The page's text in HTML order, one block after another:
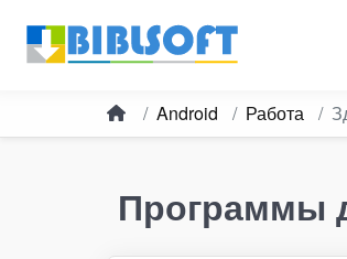
Android Работа
Программы